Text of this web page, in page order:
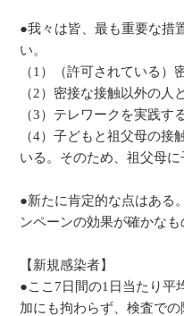
●我々は皆、最も重要な措
い。
（1）（許可されている）
（2）密接な接触以外の人
（3）テレワークを実践
（4）子どもと祖父母の
いる。そのため、祖父母
●新たに肯定的な点はある
ンペーンの効果が確かな
【新規感染者】
●ここ7日間の1日当たり平
加にも拘わらず、検査で